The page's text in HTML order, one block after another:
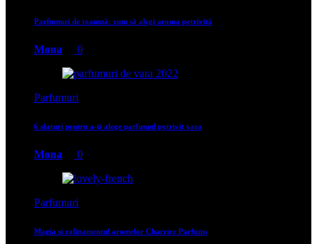
Parfumuri de toamnă: cum să alegi aroma potrivită
Mona 0
Parfumuri
6 sfaturi pentru a-ți alege parfumul potrivit vara
Mona 0
Parfumuri
Magia si rafinamentul aromelor Charrier Parfums